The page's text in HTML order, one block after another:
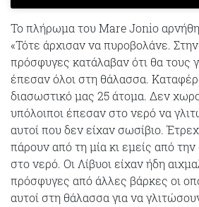
Το πλήρωμα του Mare Jonio
«Τότε άρχισαν να πυροβολάνε.
πρόσφυγες κατάλαβαν ότι θα τους
έπεσαν όλοι στη θάλασσα.
διασωστικό μας 25 άτομα. Δεν
υπόλοιποι έπεσαν στο νερό να
αυτοί που δεν είχαν σωσίβιο.
πάρουν από τη μία κι εμείς από
στο νερό. Οι Λίβυοι είχαν ήδη
πρόσφυγες από άλλες βάρκες οι
αυτοί στη θάλασσα για να